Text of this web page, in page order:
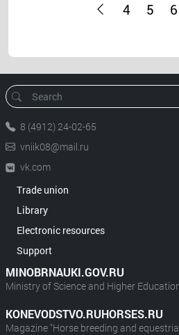
4 5 6
8 (4912) 24-02-65
vniik08@mail.ru
vk.com
Trade union
Library
Electronic resources
Support
MINOBRNAUKI.GOV.RU
Ministry of Science and Higher
KONEVODSTVO.RUHORSES.RU
Magazine "Horse breeding and